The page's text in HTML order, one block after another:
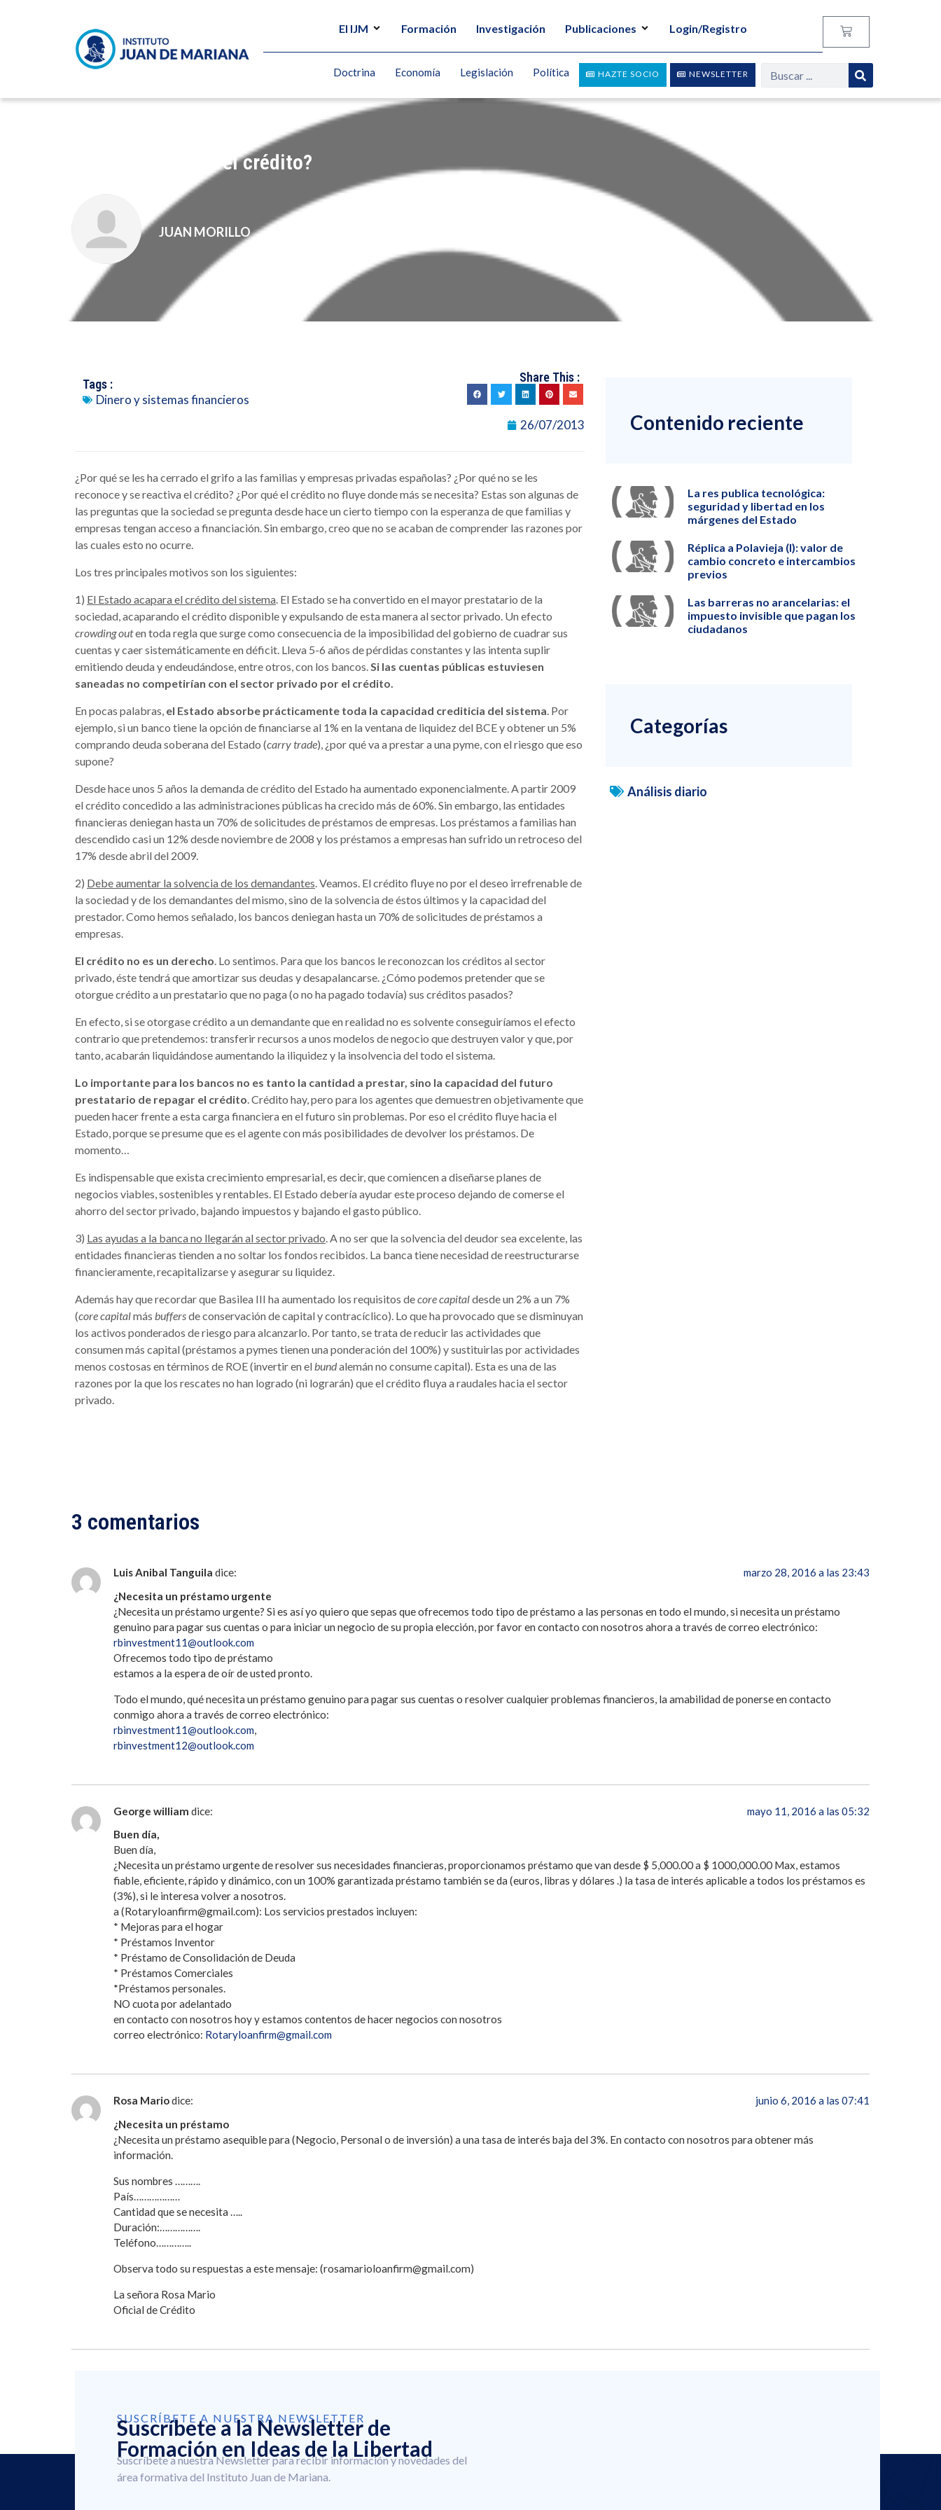
El IJM Formación Investigación Publicaciones Login/Registro
NEWSLETTER
HAZTE SOCIO
Doctrina Economía Legislación Política
¿Por qué no fluye el crédito?
JUAN MORILLO
Tags :
Dinero y sistemas financieros
Share This :
26/07/2013
¿Por qué se les ha cerrado el grifo a las familias y empresas privadas españolas? ¿Por qué no se les
reconoce y se reactiva el crédito? ¿Por qué el crédito no fluye donde más se necesita? Estas son algunas de
las preguntas que la sociedad se pregunta desde hace un cierto tiempo con la esperanza de que familias y
empresas tengan acceso a financiación. Sin embargo, creo que no se acaban de comprender las razones por
las cuales esto no ocurre.
Los tres principales motivos son los siguientes:
1) El Estado acapara el crédito del sistema. El Estado se ha convertido en el mayor prestatario de la
sociedad, acaparando el crédito disponible y expulsando de esta manera al sector privado. Un efecto
crowding outen toda regla que surge como consecuencia de la imposibilidad del gobierno de cuadrar sus
cuentas y caer sistemáticamente en déficit. Lleva 5-6 años de pérdidas constantes y las intenta suplir
emitiendo deuda y endeudándose, entre otros, con los bancos.Si las cuentas públicas estuviesen
saneadas no competirían con el sector privado por el crédito.
En pocas palabras, el Estado absorbe prácticamente toda la capacidad crediticia del sistema. Por
ejemplo, si un banco tiene la opción de financiarse al 1% en la ventana de liquidez del BCE y obtener un 5%
comprando deuda soberana del Estado (carry trade), ¿por qué va a prestar a una pyme, con el riesgo que eso
supone?
Desde hace unos 5 años la demanda de crédito del Estado ha aumentado exponencialmente. A partir 2009
el crédito concedido a las administraciones públicas ha crecido más de 60%. Sin embargo, las entidades
financieras deniegan hasta un 70% de solicitudes de préstamos de empresas. Los préstamos a familias han
descendido casi un 12% desde noviembre de 2008 y los préstamos a empresas han sufrido un retroceso del
17% desde abril del 2009.
2) Debe aumentar la solvencia de los demandantes. Veamos. El crédito fluye no por el deseo irrefrenable de
la sociedad y de los demandantes del mismo, sino de la solvencia de éstos últimos y la capacidad del
prestador. Como hemos señalado, los bancos deniegan hasta un 70% de solicitudes de préstamos a
empresas.
El crédito no es un derecho. Lo sentimos. Para que los bancos le reconozcan los créditos al sector
privado, éste tendrá que amortizar sus deudas y desapalancarse. ¿Cómo podemos pretender que se
otorgue crédito a un prestatario que no paga (o no ha pagado todavía) sus créditos pasados?
En efecto, si se otorgase crédito a un demandante que en realidad no es solvente conseguiríamos el efecto
contrario que pretendemos: transferir recursos a unos modelos de negocio que destruyen valor y que, por
tanto, acabarán liquidándose aumentando la iliquidez y la insolvencia del todo el sistema.
Lo importante para los bancos no es tanto la cantidad a prestar, sino la capacidad del futuro
prestatario de repagar el crédito. Crédito hay, pero para los agentes que demuestren objetivamente que
pueden hacer frente a esta carga financiera en el futuro sin problemas. Por eso el crédito fluye hacia el
Estado, porque se presume que es el agente con más posibilidades de devolver los préstamos. De
momento…
Es indispensable que exista crecimiento empresarial, es decir, que comiencen a diseñarse planes de
negocios viables, sostenibles y rentables. El Estado debería ayudar este proceso dejando de comerse el
ahorro del sector privado, bajando impuestos y bajando el gasto público.
3) Las ayudas a la banca no llegarán al sector privado. A no ser que la solvencia del deudor sea excelente, las
entidades financieras tienden a no soltar los fondos recibidos. La banca tiene necesidad de reestructurarse
financieramente, recapitalizarse y asegurar su liquidez.
Además hay que recordar que Basilea III ha aumentado los requisitos decore capitaldesde un 2% a un 7%
(core capitalmás buffersde conservación de capital y contracíclico). Lo que ha provocado que se disminuyan
los activos ponderados de riesgo para alcanzarlo. Por tanto, se trata de reducir las actividades que
consumen más capital (préstamos a pymes tienen una ponderación del 100%) y sustituirlas por actividades
menos costosas en términos de ROE (invertir en elbundalemán no consume capital). Esta es una de las
razones por la que los rescates no han logrado (ni lograrán) que el crédito fluya a raudales hacia el sector
privado.
Contenido reciente
La res publica tecnológica:
seguridad y libertad en los
márgenes del Estado
Réplica a Polavieja (I): valor de
cambio concreto e intercambios
previos
Las barreras no arancelarias: el
impuesto invisible que pagan los
ciudadanos
Categorías
Análisis diario
3 comentarios
Luis Anibal Tanguila dice:
marzo 28, 2016 a las 23:43
¿Necesita un préstamo urgente
¿Necesita un préstamo urgente? Si es así yo quiero que sepas que ofrecemos todo tipo de préstamo a las personas en todo el mundo, si necesita un préstamo
genuino para pagar sus cuentas o para iniciar un negocio de su propia elección, por favor en contacto con nosotros ahora a través de correo electrónico:
rbinvestment11@outlook.com
Ofrecemos todo tipo de préstamo
estamos a la espera de oír de usted pronto.
Todo el mundo, qué necesita un préstamo genuino para pagar sus cuentas o resolver cualquier problemas financieros, la amabilidad de ponerse en contacto
conmigo ahora a través de correo electrónico:
rbinvestment11@outlook.com,
rbinvestment12@outlook.com
George william dice:
mayo 11, 2016 a las 05:32
Buen día,
Buen día,
¿Necesita un préstamo urgente de resolver sus necesidades financieras, proporcionamos préstamo que van desde $ 5,000.00 a $ 1000,000.00 Max, estamos
fiable, eficiente, rápido y dinámico, con un 100% garantizada préstamo también se da (euros, libras y dólares .) la tasa de interés aplicable a todos los préstamos es
(3%), si le interesa volver a nosotros.
a (Rotaryloanfirm@gmail.com): Los servicios prestados incluyen:
* Mejoras para el hogar
* Préstamos Inventor
* Préstamo de Consolidación de Deuda
* Préstamos Comerciales
*Préstamos personales.
NO cuota por adelantado
en contacto con nosotros hoy y estamos contentos de hacer negocios con nosotros
correo electrónico: Rotaryloanfirm@gmail.com
Rosa Mariodice:
junio 6, 2016 a las 07:41
¿Necesita un préstamo
¿Necesita un préstamo asequible para (Negocio, Personal o de inversión) a una tasa de interés baja del 3%. En contacto con nosotros para obtener más
información.
Sus nombres ……….
País………………
Cantidad que se necesita …..
Duración:…………….
Teléfono…………..
Observa todo su respuestas a este mensaje: (rosamarioloanfirm@gmail.com)
La señora Rosa Mario
Oficial de Crédito
SUSCRÍBETE A NUESTRA NEWSLETTER
Suscríbete a la Newsletter de
Formación en Ideas de la Libertad
Suscríbete a nuestra Newsletter para recibir información y novedades del
área formativa del Instituto Juan de Mariana.